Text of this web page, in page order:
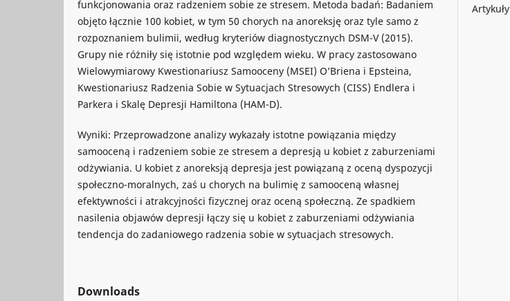
funkcjonowania oraz radzeniem sobie ze stresem. Metoda badań: Badaniem
objęto łącznie 100 kobiet, w tym 50 chorych na anoreksję oraz tyle samo z
rozpoznaniem bulimii, według kryteriów diagnostycznych DSM-V (2015).
Grupy nie różniły się istotnie pod względem wieku. W pracy zastosowano
Wielowymiarowy Kwestionariusz Samooceny (MSEI) O’Briena i Epsteina,
Kwestionariusz Radzenia Sobie w Sytuacjach Stresowych (CISS) Endlera i
Parkera i Skalę Depresji Hamiltona (HAM-D).
Wyniki: Przeprowadzone analizy wykazały istotne powiązania między
samooceną i radzeniem sobie ze stresem a depresją u kobiet z zaburzeniami
odżywiania. U kobiet z anoreksją depresja jest powiązaną z oceną dyspozycji
społeczno-moralnych, zaś u chorych na bulimię z samooceną własnej
efektywności i atrakcyjności fizycznej oraz oceną społeczną. Ze spadkiem
nasilenia objawów depresji łączy się u kobiet z zaburzeniami odżywiania
tendencja do zadaniowego radzenia sobie w sytuacjach stresowych.
Downloads
Artykuły